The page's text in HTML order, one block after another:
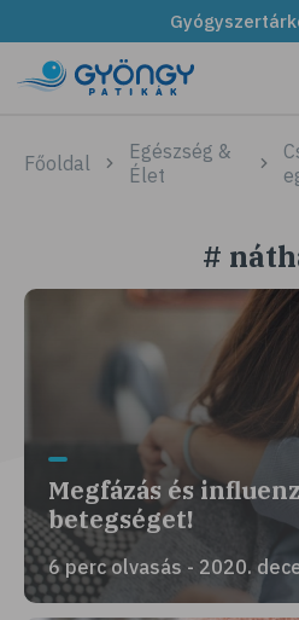
Főoldal
Egészség &
Élet
#
Megfázás és
betegséget!
6 perc olvasás - 2020.